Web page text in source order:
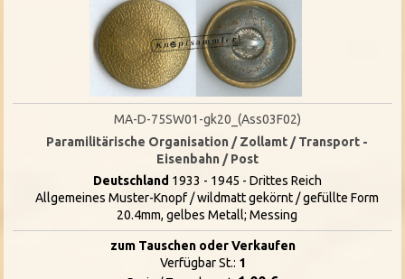
MA-D-75SW01-gk20_(Ass03F02)
Paramilitärische Organisation / Zollamt / Transport -
Eisenbahn / Post
Deutschland 1933 - 1945 - Drittes Reich
Allgemeines Muster-Knopf / wildmatt gekörnt / gefüllte Form
20.4mm, gelbes Metall; Messing
zum Tauschen oder Verkaufen
Verfügbar St.: 1